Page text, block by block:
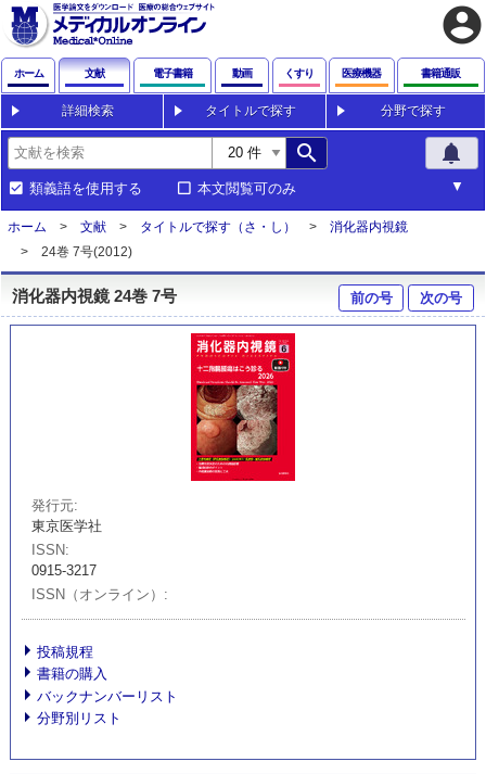
account_circle
ホーム 文献 電子書籍 動画 くすり 医療機器 書籍通販
詳細検索 タイトルで探す 分野で探す
search notifications
類義語を使用する 本文閲覧可のみ
ホーム 文献 タイトルで探す（さ・し）
消化器内視鏡
24巻 7号(2012)
消化器内視鏡 24巻 7号 前の号 次の号
発行元
東京医学社
ISSN
0915-3217
ISSN（オンライン）
投稿規程
書籍の購入
バックナンバーリスト
分野別リスト